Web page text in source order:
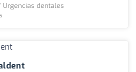
Urgencias dentales